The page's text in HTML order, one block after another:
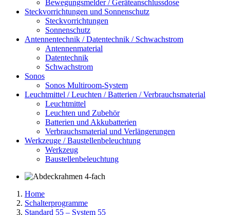
Bewegungsmelder / Geräteanschlussdose
Steckvorrichtungen und Sonnenschutz
Steckvorrichtungen
Sonnenschutz
Antennentechnik / Datentechnik / Schwachstrom
Antennenmaterial
Datentechnik
Schwachstrom
Sonos
Sonos Multiroom-System
Leuchtmittel / Leuchten / Batterien / Verbrauchsmaterial
Leuchtmittel
Leuchten und Zubehör
Batterien und Akkubatterien
Verbrauchsmaterial und Verlängerungen
Werkzeuge / Baustellenbeleuchtung
Werkzeug
Baustellenbeleuchtung
Home
Schalterprogramme
Standard 55 – System 55